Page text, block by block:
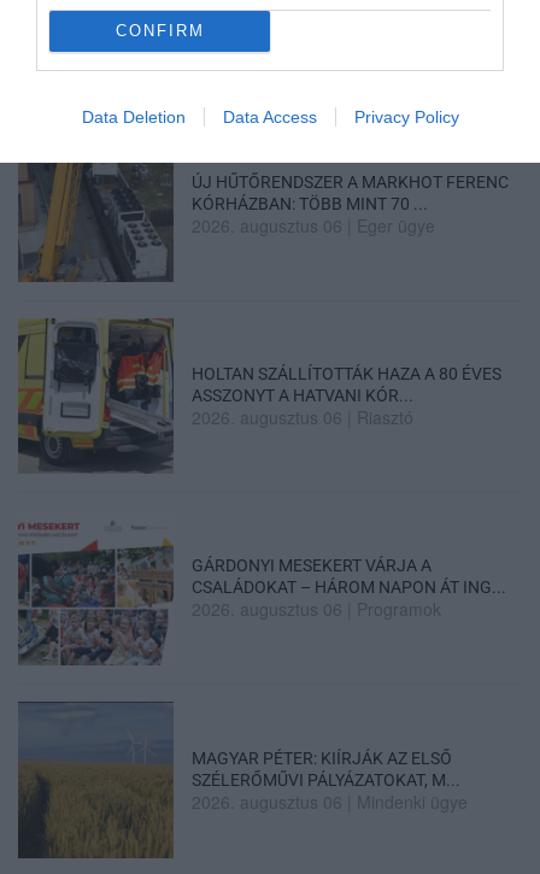
CONFIRM
Data Deletion Data Access Privacy Policy
EGY EGRI CSALÁD TÖRTÉNE...
2026. augusztus 06
ÚJ HŰTŐRENDSZER A MARKHOT FERENC
KÓRHÁZBAN: TÖBB MINT 70 ...
2026. augusztus 06 Eger ügye
HOLTAN SZÁLLÍTOTTÁK HAZA A 80 ÉVES
ASSZONYT A HATVANI KÓR...
2026. augusztus 06 Riasztó
GÁRDONYI MESEKERT VÁRJA A
CSALÁDOKAT – HÁROM NAPON ÁT ING...
2026. augusztus 06 Programok
MAGYAR PÉTER: KIÍRJÁK AZ ELSŐ
SZÉLERŐMŰVI PÁLYÁZATOKAT, M...
2026. augusztus 06 Mindenki ügye